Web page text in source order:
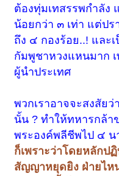
ต้องทุ่มเทสรรพกำลัง
น้อยกว่า ๓ เท่า แต่ป
ถึง ๔ กองร้อย..! และ
กัมพูชาหวงแหนมาก เ
ผู้นำประเทศ
พวกเราอาจจะสงสัย
นั้น ? ทำให้ทหารกล้า
พระองค์พลีชีพไป ๔ น
ก็เพราะว่าโดยหลักป
สัญญาหยุดยิง ฝ่ายไห